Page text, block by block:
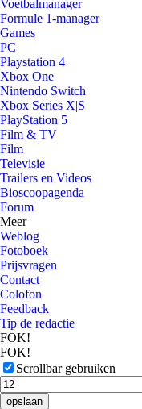
Voetbalmanager
Formule 1-manager
Games
PC
Playstation 4
Xbox One
Nintendo Switch
Xbox Series X|S
PlayStation 5
Film & TV
Film
Televisie
Trailers en Videos
Bioscoopagenda
Forum
Meer
Weblog
Fotoboek
Prijsvragen
Contact
Colofon
Feedback
Tip de redactie
FOK!
FOK!
Scrollbar gebruiken
opslaan